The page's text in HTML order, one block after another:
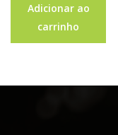
Adicionar ao
carrinho